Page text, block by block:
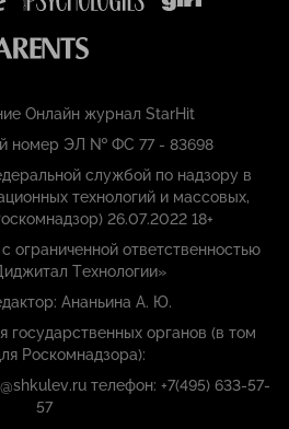
Онлайн журнал StarHit
номер ЭЛ № ФС 77 - 83698
службой по надзору в
технологий и массовых,
26.07.2022 18+
ограниченной ответственностью
Технологии»
Ананьина А. Ю.
государственных органов (в том
Роскомнадзора):
телефон: +7(495) 633-57-
57